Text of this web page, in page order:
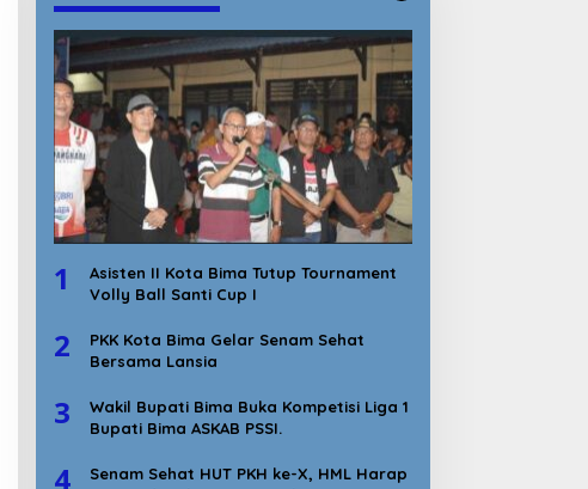
1
Asisten II Kota Bima Tutup Tournament
Volly Ball Santi Cup I
2
PKK Kota Bima Gelar Senam Sehat
Bersama Lansia
3
Wakil Bupati Bima Buka Kompetisi Liga 1
Bupati Bima ASKAB PSSI.
4
Senam Sehat HUT PKH ke-X, HML Harap